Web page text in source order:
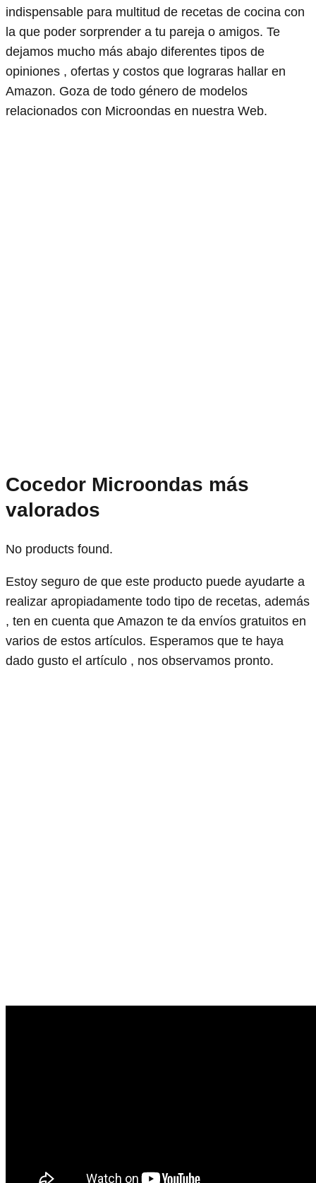
indispensable para multitud de recetas de cocina con
la que poder sorprender a tu pareja o amigos. Te
dejamos mucho más abajo diferentes tipos de
opiniones , ofertas y costos que lograras hallar en
Amazon. Goza de todo género de modelos
relacionados con Microondas en nuestra Web.
Cocedor Microondas más
valorados
No products found.
Estoy seguro de que este producto puede ayudarte a
realizar apropiadamente todo tipo de recetas, además
, ten en cuenta que Amazon te da envíos gratuitos en
varios de estos artículos. Esperamos que te haya
dado gusto el artículo , nos observamos pronto.